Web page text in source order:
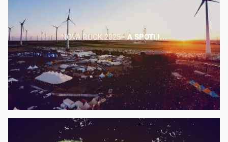
NOVA ROCK 2025​– A SPOTLI...